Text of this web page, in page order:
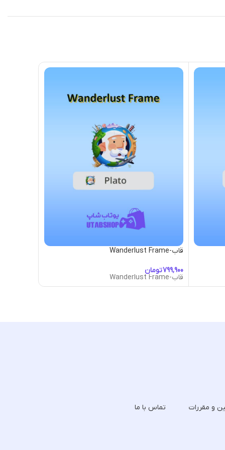
قاب-Wanderlust Frame
تومان
قاب-Wanderlust Frame
و مقررات تماس با ما